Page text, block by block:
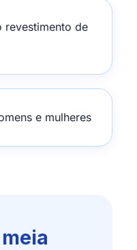
revestimento de
e mulheres